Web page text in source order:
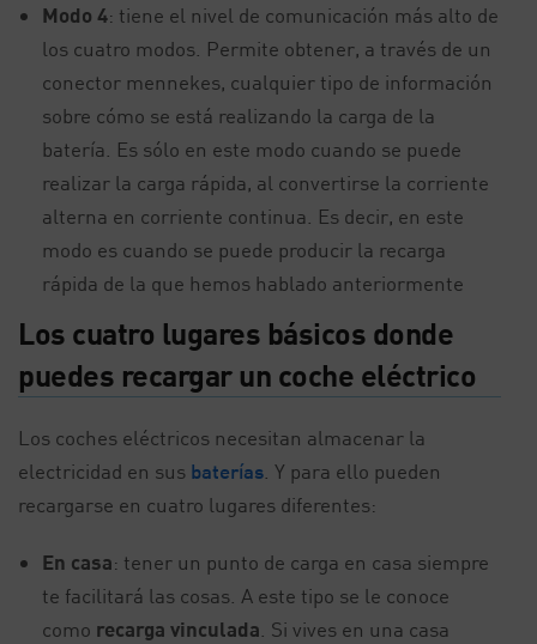
Modo 4: tiene el nivel de comunicación más alto de
los cuatro modos. Permite obtener, a través de un
conector mennekes, cualquier tipo de información
sobre cómo se está realizando la carga de la
batería. Es sólo en este modo cuando se puede
realizar la carga rápida, al convertirse la corriente
alterna en corriente continua. Es decir, en este
modo es cuando se puede producir la recarga
rápida de la que hemos hablado anteriormente
Los cuatro lugares básicos donde
puedes recargar un coche eléctrico
Los coches eléctricos necesitan almacenar la
electricidad en sus baterías . Y para ello pueden
recargarse en cuatro lugares diferentes:
En casa: tener un punto de carga en casa siempre
te facilitará las cosas. A este tipo se le conoce
como recarga vinculada . Si vives en una casa